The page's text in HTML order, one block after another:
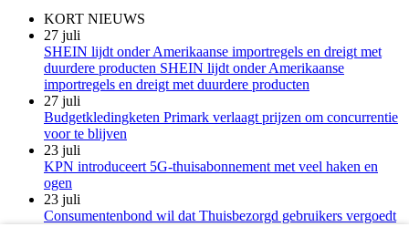
KORT NIEUWS
27 juli
SHEIN lijdt onder Amerikaanse importregels en dreigt met
duurdere producten SHEIN lijdt onder Amerikaanse
importregels en dreigt met duurdere producten
27 juli
Budgetkledingketen Primark verlaagt prijzen om concurrentie
voor te blijven
23 juli
KPN introduceert 5G-thuisabonnement met veel haken en
ogen
23 juli
Consumentenbond wil dat Thuisbezorgd gebruikers vergoedt